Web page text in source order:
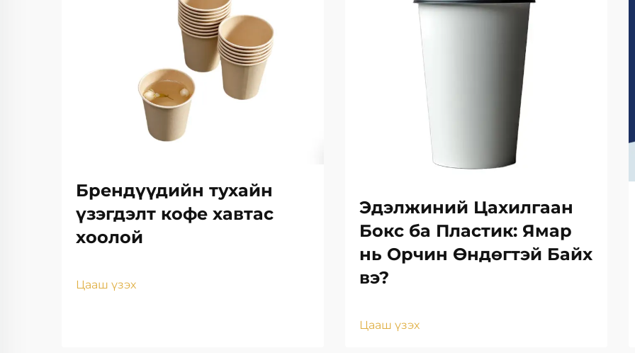
Брендүүдийн тухайн
үзэгдэлт кофе хавтас
хоолой
Цааш үзэх
Эдэлжиний Цахилгаан
Бокс ба Пластик: Ямар
нь Орчин Өндөгтэй Байх
вэ?
Цааш үзэх